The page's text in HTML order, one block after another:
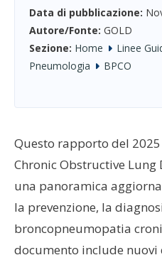
Data di pubblicazione:
Autore/Fonte: GOLD
Sezione: Home
Linee
Pneumologia
BPCO
Questo rapporto del
Chronic Obstructive Lung
una panoramica
la prevenzione, la
broncopneumopatia
documento include